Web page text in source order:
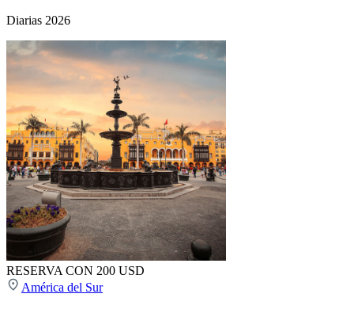
Diarias 2026
RESERVA CON 200 USD
América del Sur